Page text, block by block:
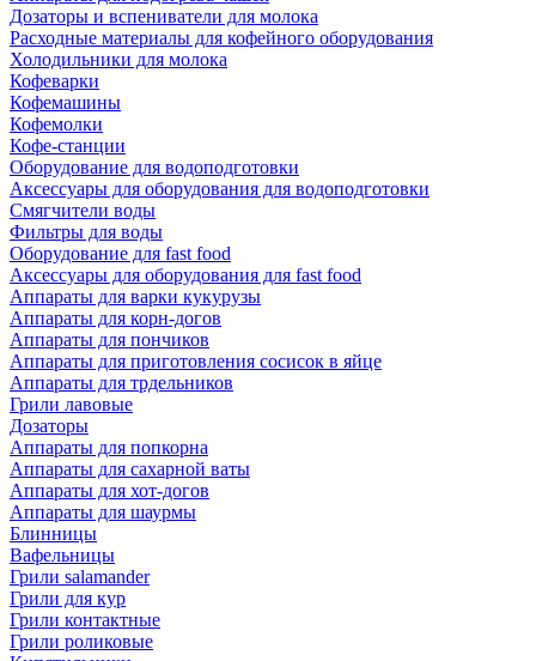
Дозаторы и вспениватели для молока
Расходные материалы для кофейного оборудования
Холодильники для молока
Кофеварки
Кофемашины
Кофемолки
Кофе-станции
Оборудование для водоподготовки
Аксессуары для оборудования для водоподготовки
Смягчители воды
Фильтры для воды
Оборудование для fast food
Аксессуары для оборудования для fast food
Аппараты для варки кукурузы
Аппараты для корн-догов
Аппараты для пончиков
Аппараты для приготовления сосисок в яйце
Аппараты для трдельников
Грили лавовые
Дозаторы
Аппараты для попкорна
Аппараты для сахарной ваты
Аппараты для хот-догов
Аппараты для шаурмы
Блинницы
Вафельницы
Грили salamander
Грили для кур
Грили контактные
Грили роликовые